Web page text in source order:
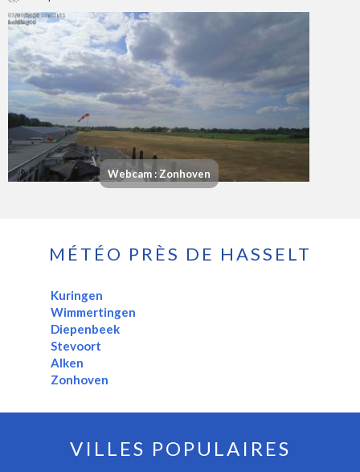
Webcam : Zonhoven
MÉTÉO PRÈS DE HASSELT
Kuringen
Wimmertingen
Diepenbeek
Stevoort
Alken
Zonhoven
VILLES POPULAIRES